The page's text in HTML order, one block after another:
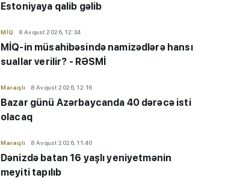
Estoniyaya qalib gəlib
MİQ 8 Avqust 2026, 12:34
MİQ-in müsahibəsində namizədlərə hansı
suallar verilir? - RƏSMİ
Maraqlı 8 Avqust 2026, 12:16
Bazar günü Azərbaycanda 40 dərəcə isti
olacaq
Maraqlı 8 Avqust 2026, 11:40
Dənizdə batan 16 yaşlı yeniyetmənin
meyiti tapılıb